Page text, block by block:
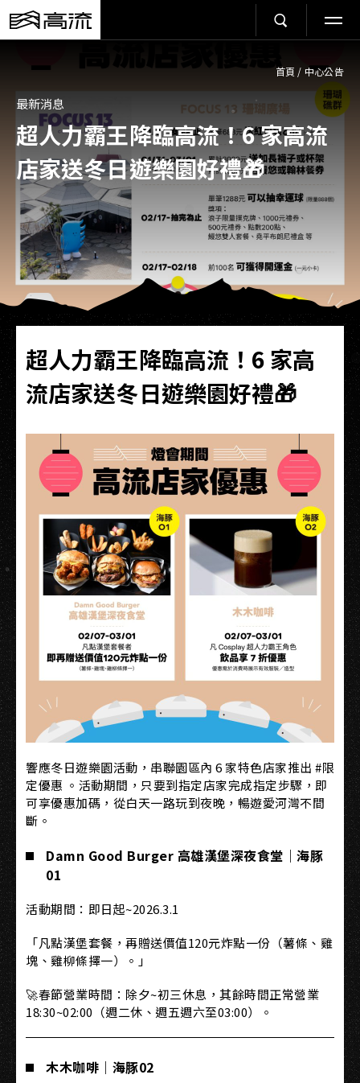
首頁 / 中心公告
最新消息
超人力霸王降臨高流！6 家高流
店家送冬日遊樂園好禮🎁
超人力霸王降臨高流！6 家高
流店家送冬日遊樂園好禮🎁
響應冬日遊樂園活動，串聯園區內 6 家特色店家推出 #限
定優惠 。活動期間，只要到指定店家完成指定步驟，即
可享優惠加碼，從白天一路玩到夜晚，暢遊愛河灣不間
斷。
Damn Good Burger 高雄漢堡深夜食堂｜海豚
01
活動期間：即日起~2026.3.1
「凡點漢堡套餐，再贈送價值120元炸點一份（薯條、雞
塊、雞柳條擇一）。」
🚀春節營業時間：除夕~初三休息，其餘時間正常營業
18:30~02:00（週二休、週五週六至03:00）。
木木咖啡｜海豚02